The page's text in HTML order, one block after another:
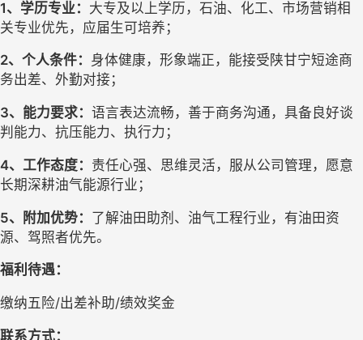
1、 学历专业： 大专及以上学历， 石油、化工、市场营销相
关专业优先，应届生可培养；
2、 个人条件： 身体健康，形象端正，能接受陕甘宁短途商
务出差、外勤对接；
3、 能力要求： 语言表达流畅，善于商务沟通，具备良好谈
判能力、抗压能力、执行力；
4、 工作态度： 责任心强、思维灵活，服从公司管理，愿意
长期深耕油气能源行业；
5、 附加优势： 了解油田助剂、油气工程行业，有油田资
源、驾照者优先。
福利待遇：
缴纳五险/出差补助/绩效奖金
联系方式：